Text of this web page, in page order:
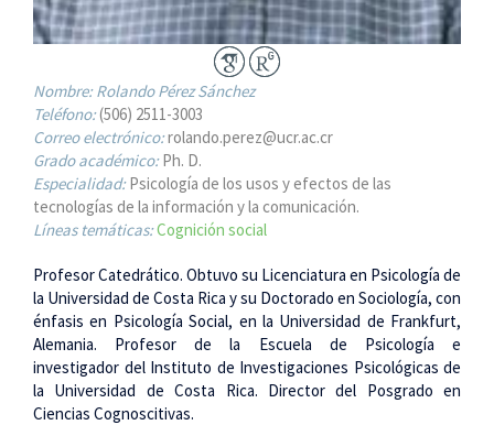
Nombre:Rolando Pérez Sánchez
Teléfono:(506) 2511-3003
Correo electrónico:rolando.perez@ucr.ac.cr
Grado académico:Ph. D.
Especialidad:Psicología de los usos y efectos de las
tecnologías de la información y la comunicación.
Líneas temáticas:Cognición social
Profesor Catedrático. Obtuvo su Licenciatura en Psicología de
la Universidad de Costa Rica y su Doctorado en Sociología, con
énfasis en Psicología Social, en la Universidad de Frankfurt,
Alemania. Profesor de la Escuela de Psicología e
investigador del Instituto de Investigaciones Psicológicas de
la Universidad de Costa Rica. Director del Posgrado en
Ciencias Cognoscitivas.